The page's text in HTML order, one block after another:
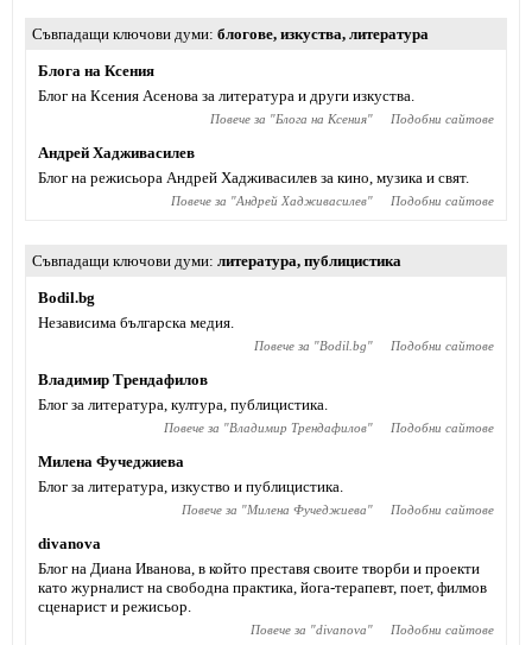
Съвпадащи ключови думи блогове, изкуства, литература
Блога на Ксения
Блог на Ксения Асенова за литература и други изкуства.
Повече за "Блога на Ксения" Подобни сайтове
Андрей Хадживасилев
Блог на режисьора Андрей Хадживасилев за кино, музика и свят.
Повече за "Андрей Хадживасилев" Подобни сайтове
Съвпадащи ключови думи литература, публицистика
Bodil.bg
Независима българска медия.
Повече за "Bodil.bg" Подобни сайтове
Владимир Трендафилов
Блог за литература, култура, публицистика.
Повече за "Владимир Трендафилов" Подобни сайтове
Милена Фучеджиева
Блог за литература, изкуство и публицистика.
Повече за "Милена Фучеджиева" Подобни сайтове
divanova
Блог на Диана Иванова, в който преставя своите творби и проекти
като журналист на свободна практика, йога-терапевт, поет, филмов
сценарист и режисьор.
Повече за "divanova" Подобни сайтове